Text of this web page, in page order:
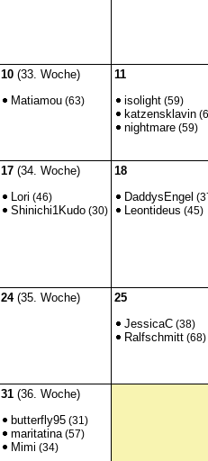
10 (33. Woche)
Matiamou (63)
11
isolight (59)
katzensklavin
nightmare (59)
17 (34. Woche)
Lori (46)
Shinichi1Kudo (30)
18
DaddysEngel
Leontideus (45)
24(35. Woche)
25
JessicaC (38)
Ralfschmitt (68)
31 (36. Woche)
butterfly95 (31)
maritatina(57)
Mimi (34)